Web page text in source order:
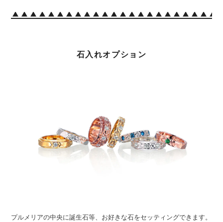
石入れオプション
プルメリアの中央に誕生石等、お好きな石をセッティングできます。